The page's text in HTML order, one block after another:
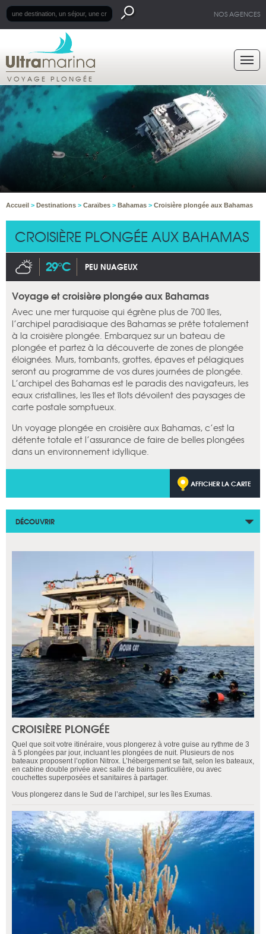
NOS AGENCES
VOYAGE PLONGÉE
Accueil > Destinations > Caraïbes > Bahamas > Croisière plongée aux Bahamas
CROISIÈRE PLONGÉE AUX BAHAMAS
29°C PEU NUAGEUX
Voyage et croisière plongée aux Bahamas
Avec une mer turquoise qui égrène plus de 700 îles,
l’archipel paradisiaque des Bahamas se prête totalement
à la croisière plongée. Embarquez sur un bateau de
plongée et partez à la découverte de zones de plongée
éloignées. Murs, tombants, grottes, épaves et pélagiques
seront au programme de vos dures journées de plongée.
L’archipel des Bahamas est le paradis des navigateurs, les
eaux cristallines, les îles et îlots dévoilent des paysages de
carte postale somptueux.
Un voyage plongée en croisière aux Bahamas, c’est la
détente totale et l’assurance de faire de belles plongées
dans un environnement idyllique.
AFFICHER LA CARTE
DÉCOUVRIR
CROISIÈRE PLONGÉE
Quel que soit votre itinéraire, vous plongerez à votre guise au rythme de 3
à 5 plongées par jour, incluant les plongées de nuit. Plusieurs de nos
bateaux proposent l’option Nitrox. L’hébergement se fait, selon les bateaux,
en cabine double privée avec salle de bains particulière, ou avec
couchettes superposées et sanitaires à partager.
Vous plongerez dans le Sud de l’archipel, sur les îles Exumas.